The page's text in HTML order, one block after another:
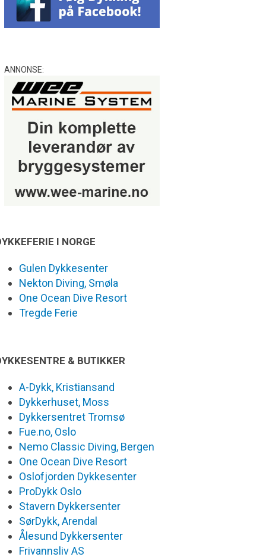
ANNONSE:
I NORGE
Gulen Dykkesenter
Nekton Diving, Smøla
One Ocean Dive Resort
Tregde Ferie
& BUTIKKER
A-Dykk, Kristiansand
Dykkerhuset, Moss
Dykkersentret Tromsø
Fue.no, Oslo
Nemo Classic Diving, Bergen
One Ocean Dive Resort
Oslofjorden Dykkesenter
ProDykk Oslo
Stavern Dykkersenter
SørDykk, Arendal
Ålesund Dykkersenter
Frivannsliv AS